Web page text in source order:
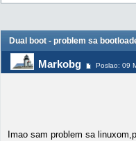
Dual boot - problem sa
Markobg Poslao: 09
Imao sam problem sa